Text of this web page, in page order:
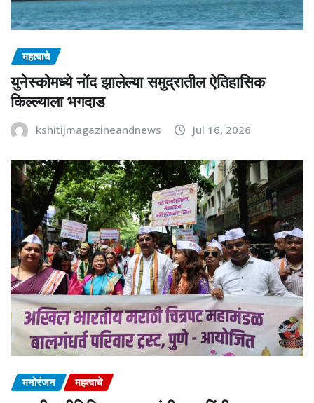
महत्वाचे
युनेस्कोमध्ये नोंद झालेल्या समुद्रातील ऐतिहासिक
किल्ल्याला भगदाड
kshitijmagazineandnews Jul 16, 2026
मनोरंजन महत्वाचे